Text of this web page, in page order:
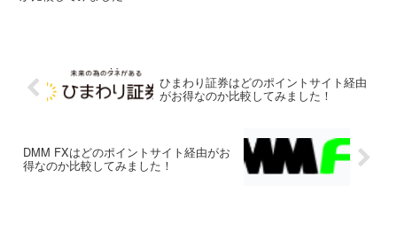
ひまわり証券はどのポイントサイト経由
がお得なのか比較してみました！
DMM FXはどのポイントサイト経由がお
得なのか比較してみました！